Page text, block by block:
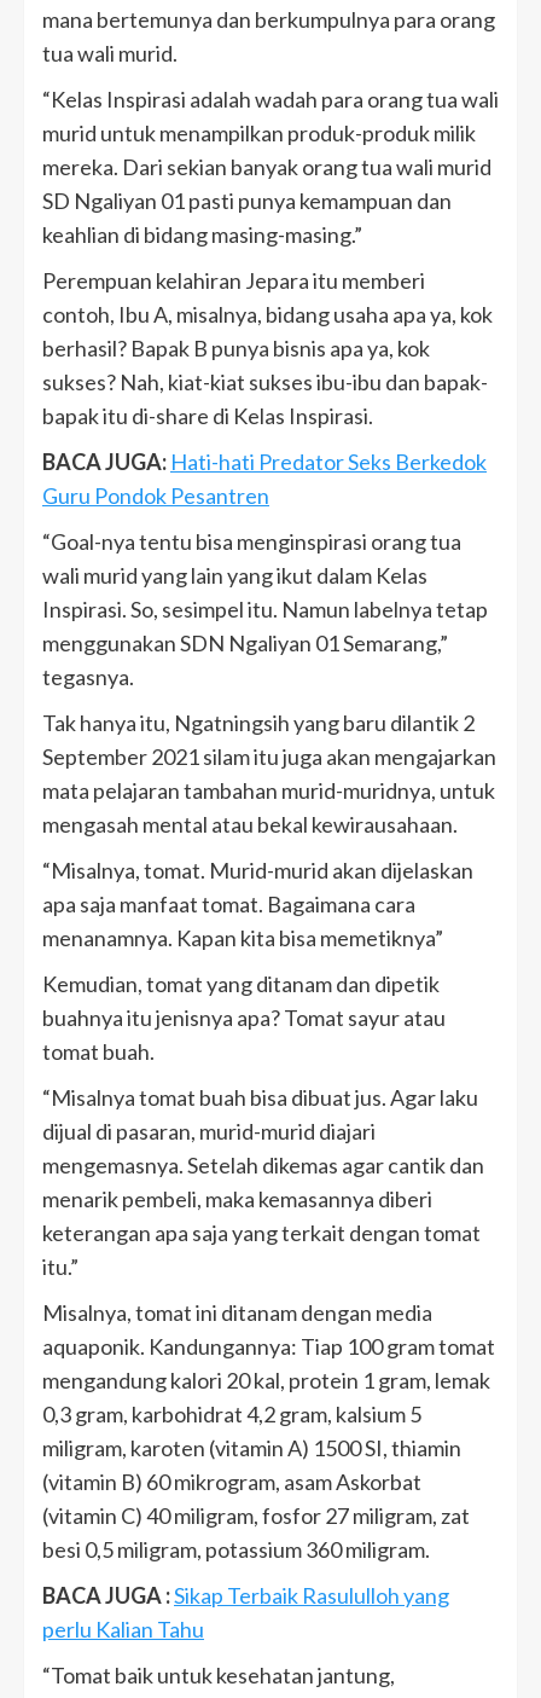
mana bertemunya dan berkumpulnya para orang
tua wali murid.
“Kelas Inspirasi adalah wadah para orang tua wali
murid untuk menampilkan produk-produk milik
mereka. Dari sekian banyak orang tua wali murid
SD Ngaliyan 01 pasti punya kemampuan dan
keahlian di bidang masing-masing.”
Perempuan kelahiran Jepara itu memberi
contoh, Ibu A, misalnya, bidang usaha apa ya, kok
berhasil? Bapak B punya bisnis apa ya, kok
sukses? Nah, kiat-kiat sukses ibu-ibu dan bapak-
bapak itu di-share di Kelas Inspirasi.
BACA JUGA: Hati-hati Predator Seks Berkedok
Guru Pondok Pesantren
“Goal-nya tentu bisa menginspirasi orang tua
wali murid yang lain yang ikut dalam Kelas
Inspirasi. So, sesimpel itu. Namun labelnya tetap
menggunakan SDN Ngaliyan 01 Semarang,”
tegasnya.
Tak hanya itu, Ngatningsih yang baru dilantik 2
September 2021 silam itu juga akan mengajarkan
mata pelajaran tambahan murid-muridnya, untuk
mengasah mental atau bekal kewirausahaan.
“Misalnya, tomat. Murid-murid akan dijelaskan
apa saja manfaat tomat. Bagaimana cara
menanamnya. Kapan kita bisa memetiknya”
Kemudian, tomat yang ditanam dan dipetik
buahnya itu jenisnya apa? Tomat sayur atau
tomat buah.
“Misalnya tomat buah bisa dibuat jus. Agar laku
dijual di pasaran, murid-murid diajari
mengemasnya. Setelah dikemas agar cantik dan
menarik pembeli, maka kemasannya diberi
keterangan apa saja yang terkait dengan tomat
itu.”
Misalnya, tomat ini ditanam dengan media
aquaponik. Kandungannya: Tiap 100 gram tomat
mengandung kalori 20 kal, protein 1 gram, lemak
0,3 gram, karbohidrat 4,2 gram, kalsium 5
miligram, karoten (vitamin A) 1500 SI, thiamin
(vitamin B) 60 mikrogram, asam Askorbat
(vitamin C) 40 miligram, fosfor 27 miligram, zat
besi 0,5 miligram, potassium 360 miligram.
BACA JUGA :Sikap Terbaik Rasululloh yang
perlu Kalian Tahu
“Tomat baik untuk kesehatan jantung,